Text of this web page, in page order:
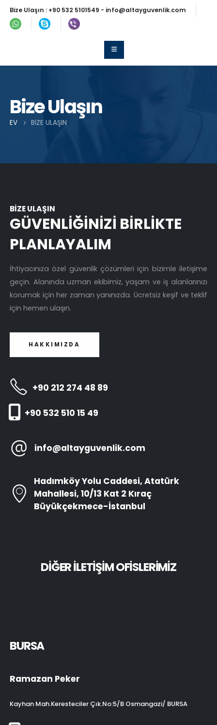
Bize Ulaşın : +90 532 5101549 - info@altayguvenlik.com
Bize Ulaşın
EV BIZE ULAŞIN
BİZE ULAŞIN
GÜVENLİĞİNİZİ BİRLİKTE
PLANLAYALIM
İhtiyacınıza özel güvenlik çözümleri için bizimle iletişime
geçin. Alanında uzman ekibimiz, yaşam ve iş alanlarınızı
korumak için her zaman yanınızda. Ücretsiz keşif ve teklif
için hemen ulaşın.
HAKKIMIZDA
+90 212 274 48 89
+90 532 510 15 49
info@altayguvenlik.com
Hadımköy Yolu Caddesi, Atatürk
Mahallesi, 10/13 Kat 2 Kıraç
Büyükçekmece-İstanbul
DİĞER İLETİŞİM OFİSLERİMİZ
BURSA
Ramazan Peker
Kayhan Mah.Keresteciler Çık.No:5/B Osmangazi/ BURSA